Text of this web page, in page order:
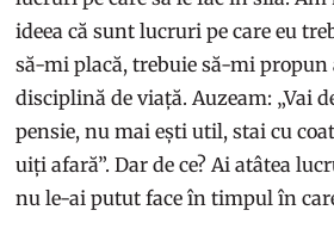
ideea că sunt lucruri pe care eu
să-mi placă, trebuie să-mi propun
disciplină de viață. Auzeam: „Vai
pensie, nu mai ești util, stai cu
uiți afară”. Dar de ce? Ai atâtea
nu le-ai putut face în timpul în